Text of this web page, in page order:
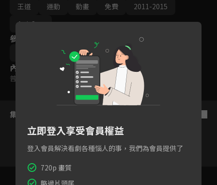
王道
運動 動畫 免費
2011-2015
Ani-One
參與演員
內容標籤
普遍級
集數列表
8
立即登入享受會員權益
登入會員解決看劇各種惱人的事，我們為會員提供了
720p 畫質
略過片頭尾